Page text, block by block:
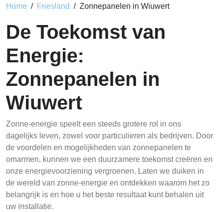
Home Friesland Zonnepanelen in Wiuwert
De Toekomst van
Energie:
Zonnepanelen in
Wiuwert
Zonne-energie speelt een steeds grotere rol in ons
dagelijks leven, zowel voor particulieren als bedrijven. Door
de voordelen en mogelijkheden van zonnepanelen te
omarmen, kunnen we een duurzamere toekomst creëren en
onze energievoorziening vergroenen. Laten we duiken in
de wereld van zonne-energie en ontdekken waarom het zo
belangrijk is en hoe u het beste resultaat kunt behalen uit
uw installatie.